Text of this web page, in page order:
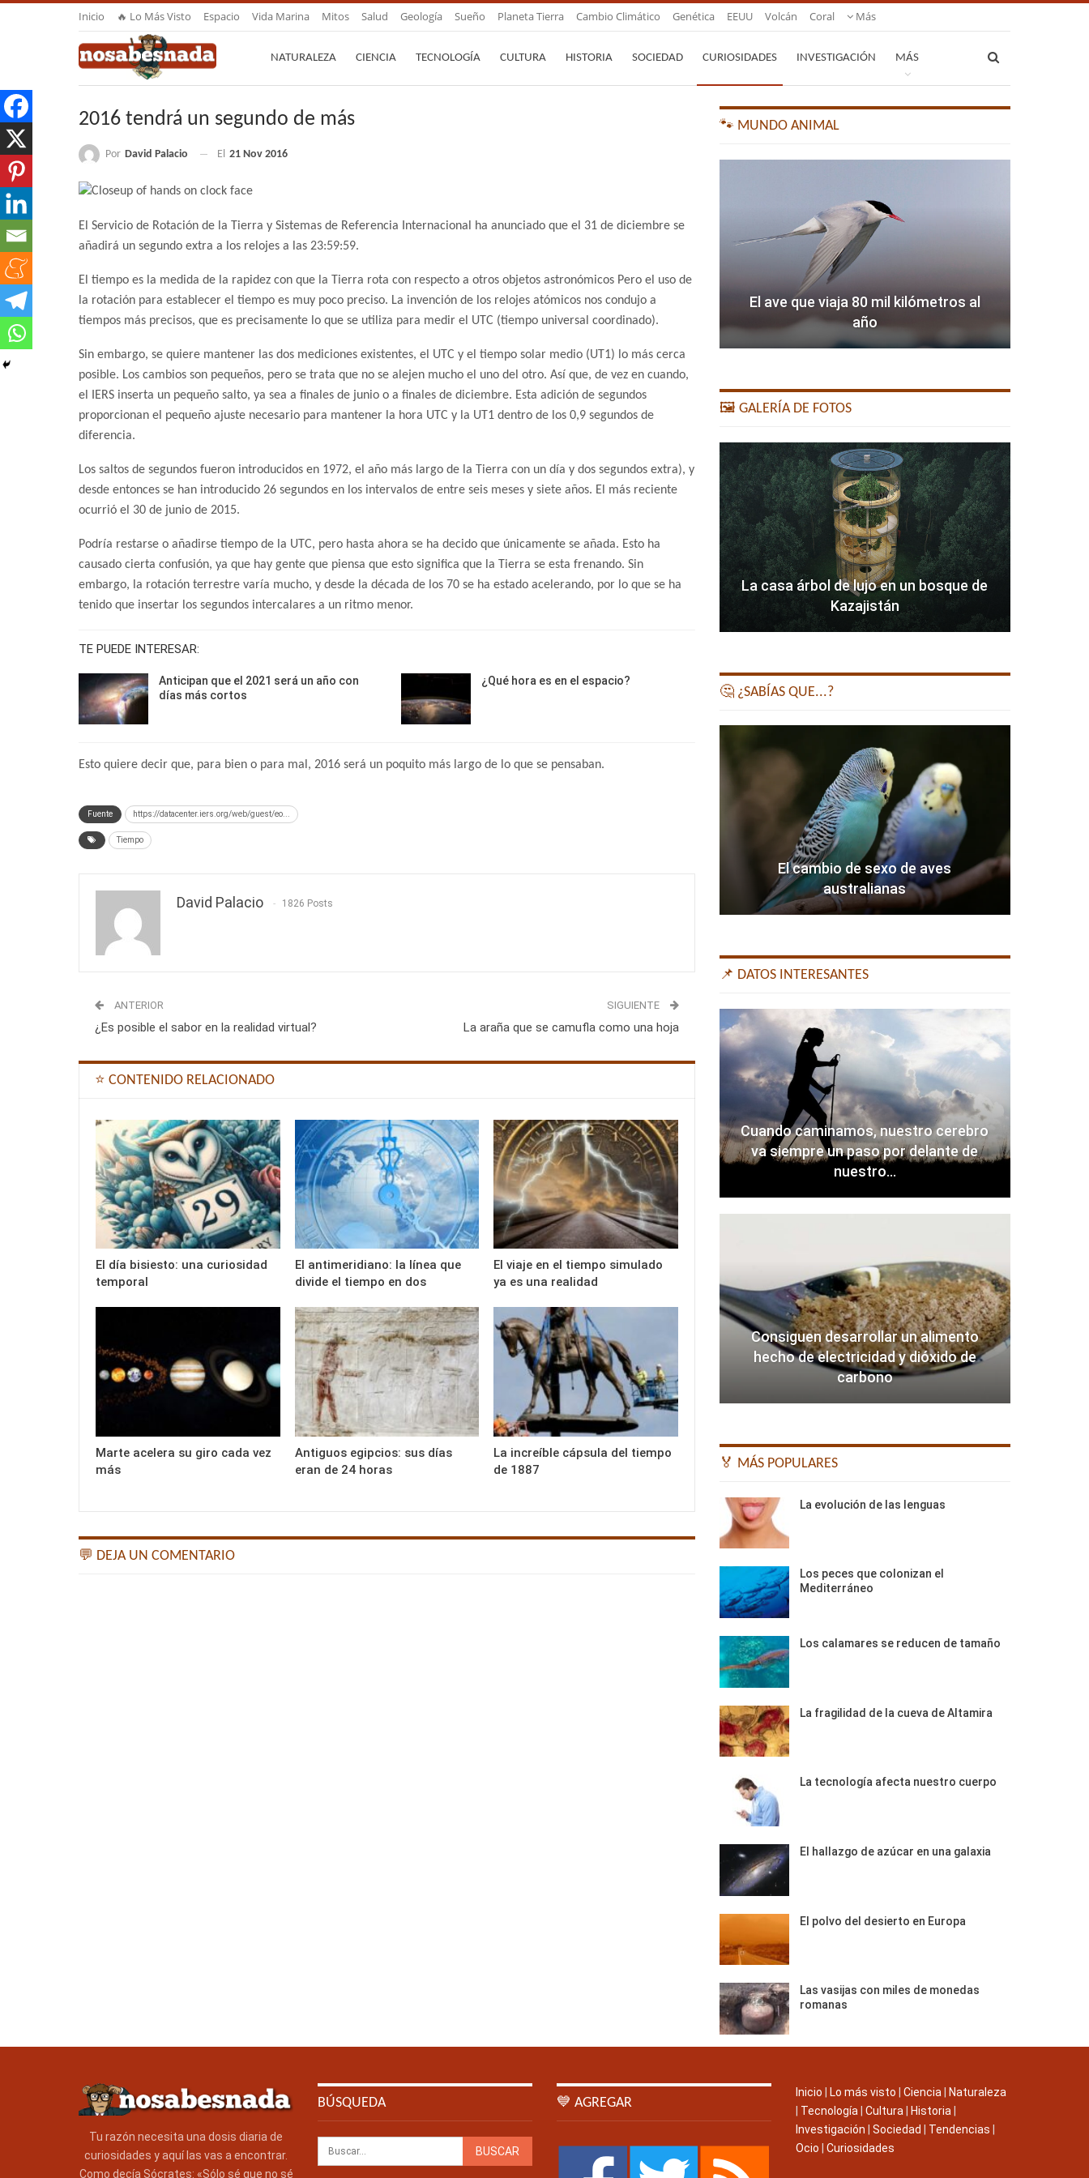
Inicio 🔥 Lo Más Visto Espacio Vida Marina Mitos Salud Geología Sueño Planeta Tierra Cambio Climático Genética EEUU Volcán Coral Más
NATURALEZA CIENCIA TECNOLOGÍA CULTURA HISTORIA SOCIEDAD CURIOSIDADES INVESTIGACIÓN MÁS
2016 tendrá un segundo de más
Por David Palacio El 21 Nov 2016
El Servicio de Rotación de la Tierra y Sistemas de Referencia Internacional ha anunciado que el 31 de diciembre se
añadirá un segundo extra a los relojes a las 23:59:59.
El tiempo es la medida de la rapidez con que la Tierra rota con respecto a otros objetos astronómicos Pero el uso de
la rotación para establecer el tiempo es muy poco preciso. La invención de los relojes atómicos nos condujo a
tiempos más precisos, que es precisamente lo que se utiliza para medir el UTC (tiempo universal coordinado).
Sin embargo, se quiere mantener las dos mediciones existentes, el UTC y el tiempo solar medio (UT1) lo más cerca
posible. Los cambios son pequeños, pero se trata que no se alejen mucho el uno del otro. Así que, de vez en cuando,
el IERS inserta un pequeño salto, ya sea a finales de junio o a finales de diciembre. Esta adición de segundos
proporcionan el pequeño ajuste necesario para mantener la hora UTC y la UT1 dentro de los 0,9 segundos de
diferencia.
Los saltos de segundos fueron introducidos en 1972, el año más largo de la Tierra con un día y dos segundos extra), y
desde entonces se han introducido 26 segundos en los intervalos de entre seis meses y siete años. El más reciente
ocurrió el 30 de junio de 2015.
Podría restarse o añadirse tiempo de la UTC, pero hasta ahora se ha decido que únicamente se añada. Esto ha
causado cierta confusión, ya que hay gente que piensa que esto significa que la Tierra se esta frenando. Sin
embargo, la rotación terrestre varía mucho, y desde la década de los 70 se ha estado acelerando, por lo que se ha
tenido que insertar los segundos intercalares a un ritmo menor.
TE PUEDE INTERESAR:
Anticipan que el 2021 será un año con
días más cortos
¿Qué hora es en el espacio?
Esto quiere decir que, para bien o para mal, 2016 será un poquito más largo de lo que se pensaban.
Fuente https://datacenter.iers.org/web/guest/eo...
Tiempo
David Palacio 1826 Posts
ANTERIOR
¿Es posible el sabor en la realidad virtual?
SIGUIENTE
La araña que se camufla como una hoja
⭐ CONTENIDO RELACIONADO
El día bisiesto: una curiosidad
temporal
El antimeridiano: la línea que
divide el tiempo en dos
El viaje en el tiempo simulado
ya es una realidad
Marte acelera su giro cada vez
más
Antiguos egipcios: sus días
eran de 24 horas
La increíble cápsula del tiempo
de 1887
💬 DEJA UN COMENTARIO
🐾 MUNDO ANIMAL
El ave que viaja 80 mil kilómetros al
año
🖼️ GALERÍA DE FOTOS
La casa árbol de lujo en un bosque de
Kazajistán
🤔 ¿SABÍAS QUE...?
El cambio de sexo de aves
australianas
📌 DATOS INTERESANTES
Cuando caminamos, nuestro cerebro
va siempre un paso por delante de
nuestro…
Consiguen desarrollar un alimento
hecho de electricidad y dióxido de
carbono
🏅 MÁS POPULARES
La evolución de las lenguas
Los peces que colonizan el
Mediterráneo
Los calamares se reducen de tamaño
La fragilidad de la cueva de Altamira
La tecnología afecta nuestro cuerpo
El hallazgo de azúcar en una galaxia
El polvo del desierto en Europa
Las vasijas con miles de monedas
romanas
Tu razón necesita una dosis diaria de
curiosidades y aquí las vas a encontrar.
Como decía Sócrates: «Sólo sé que no sé
BÚSQUEDA 💙 AGREGAR
Inicio Lo más visto Ciencia
Naturaleza
Tecnología Cultura Historia
Investigación
Sociedad Tendencias
Ocio
Curiosidades